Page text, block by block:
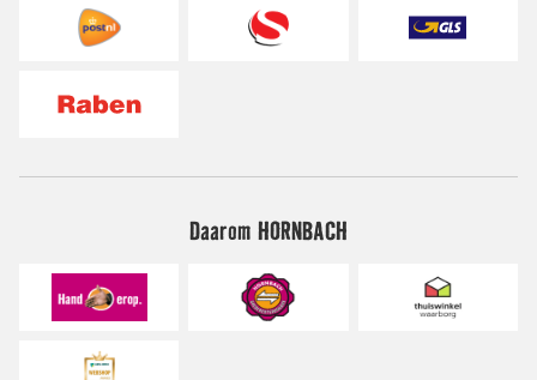
Daarom HORNBACH